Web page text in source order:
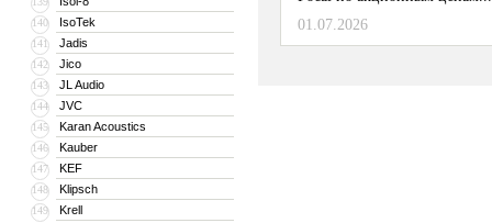
140 IsoTek
141 Jadis
142 Jico
143 JL Audio
144 JVC
145 Karan Acoustics
146 Kauber
147 KEF
148 Klipsch
149 Krell
01.07.2026